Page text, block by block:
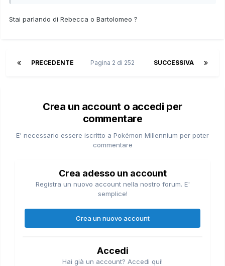
Stai parlando di Rebecca o Bartolomeo ?
PRECEDENTE SUCCESSIVA
Pagina 2 di 252
Crea un account o accedi per
commentare
E' necessario essere iscritto a Pokémon Millennium per poter
commentare
Crea adesso un account
Registra un nuovo account nella nostro forum. E'
semplice!
Crea un nuovo account
Accedi
Hai già un account? Accedi qui!